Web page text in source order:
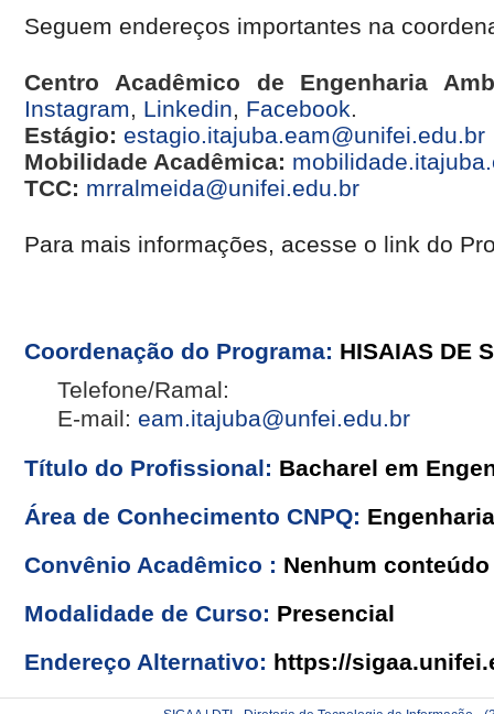
Seguem endereços importantes na
Centro Acadêmico de Engenharia
Instagram, Linkedin, Facebook.
Estágio: estagio.itajuba.eam@unifei.edu.br
Mobilidade Acadêmica:
TCC: mrralmeida@unifei.edu.br
Para mais informações, acesse o link do
Coordenação do Programa: HISAIAS DE
Telefone/Ramal:
E-mail: eam.itajuba@unfei.edu.br
Título do Profissional: Bacharel em
Área de Conhecimento CNPQ:
Convênio Acadêmico : Nenhum
Modalidade de Curso: Presencial
Endereço Alternativo: https://